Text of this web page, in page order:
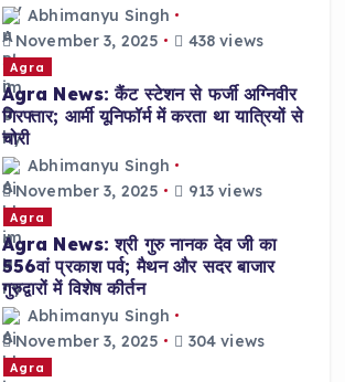
Abhimanyu Singh
November 3, 2025
438 views
Agra
Agra News: कैंट स्टेशन से फर्जी अग्निवीर
गिरफ्तार; आर्मी यूनिफॉर्म में करता था यात्रियों से
चोरी
Abhimanyu Singh
November 3, 2025
913 views
Agra
Agra News: श्री गुरु नानक देव जी का
556वां प्रकाश पर्व; मैथन और सदर बाजार
गुरुद्वारों में विशेष कीर्तन
Abhimanyu Singh
November 3, 2025
304 views
Agra